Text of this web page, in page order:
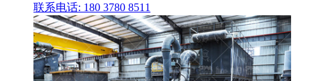
联系电话: 180 3780 8511